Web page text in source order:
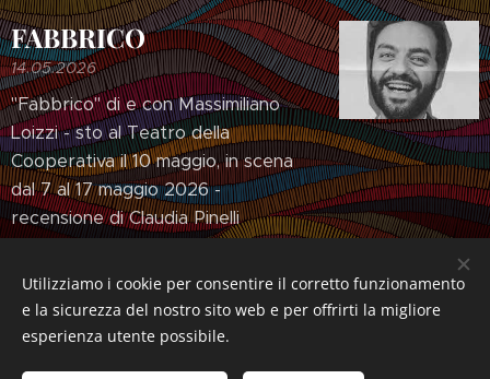
FABBRICO
14.05.2026
"Fabbrico" di e con Massimiliano
Loizzi - sto al Teatro della
Cooperativa il 10 maggio, in scena
dal 7 al 17 maggio 2026 -
recensione di Claudia Pinelli
Nuovi post Post precedenti
HOME
Utilizziamo i cookie per consentire il corretto funzionamento
e la sicurezza del nostro sito web e per offrirti la migliore
esperienza utente possibile.